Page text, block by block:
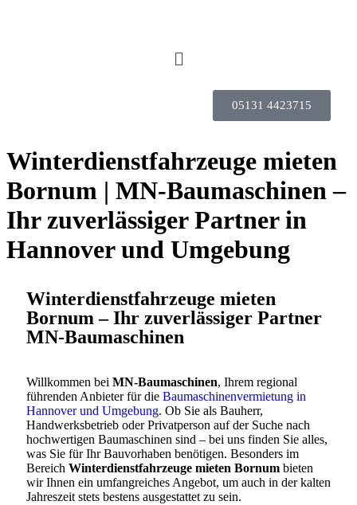
05131 4423715
Winterdienstfahrzeuge mieten
Bornum | MN-Baumaschinen –
Ihr zuverlässiger Partner in
Hannover und Umgebung
Winterdienstfahrzeuge mieten
Bornum – Ihr zuverlässiger Partner
MN-Baumaschinen
Willkommen bei MN-Baumaschinen, Ihrem regional
führenden Anbieter für die Baumaschinenvermietung in
Hannover und Umgebung. Ob Sie als Bauherr,
Handwerksbetrieb oder Privatperson auf der Suche nach
hochwertigen Baumaschinen sind – bei uns finden Sie alles,
was Sie für Ihr Bauvorhaben benötigen. Besonders im
Bereich Winterdienstfahrzeuge mieten Bornum bieten
wir Ihnen ein umfangreiches Angebot, um auch in der kalten
Jahreszeit stets bestens ausgestattet zu sein.